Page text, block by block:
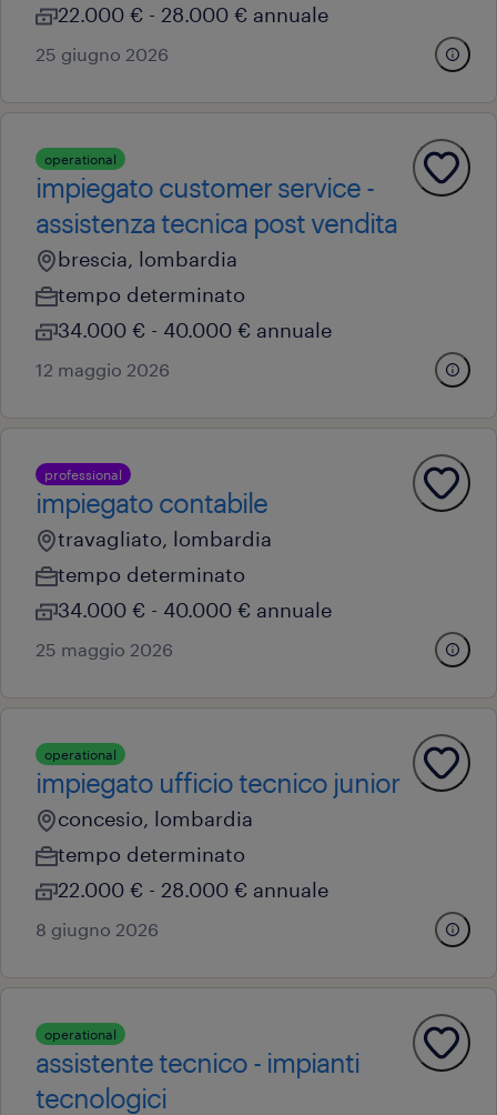
22.000 € - 28.000 € annuale
25 giugno 2026
operational
impiegato customer service -
assistenza tecnica post vendita
brescia, lombardia
tempo determinato
34.000 € - 40.000 € annuale
12 maggio 2026
professional
impiegato contabile
travagliato, lombardia
tempo determinato
34.000 € - 40.000 € annuale
25 maggio 2026
operational
impiegato ufficio tecnico junior
concesio, lombardia
tempo determinato
22.000 € - 28.000 € annuale
8 giugno 2026
operational
assistente tecnico - impianti
tecnologici